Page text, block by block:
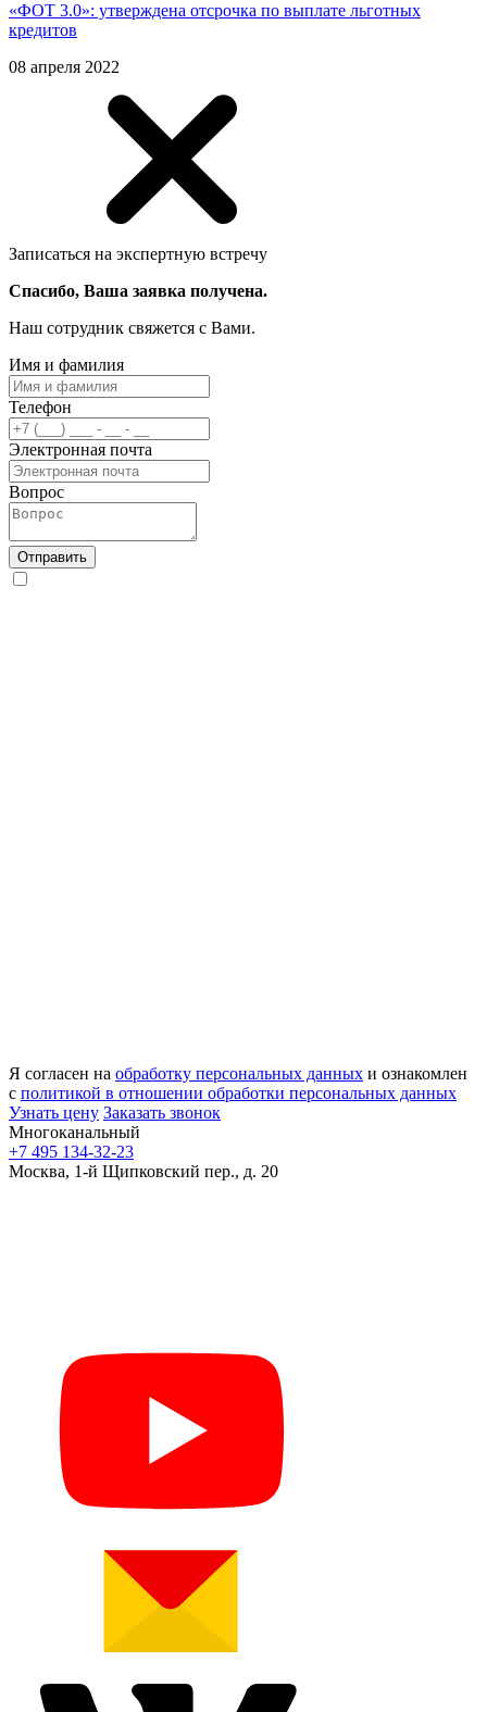
«ФОТ 3.0»: утверждена отсрочка по выплате льготных
кредитов
08 апреля 2022
Записаться на экспертную встречу
Спасибо, Ваша заявка получена.
Наш сотрудник свяжется с Вами.
Имя и фамилия
Телефон
Электронная почта
Вопрос
Отправить
Я согласен на обработку персональных данных и ознакомлен
с политикой в отношении обработки персональных данных
Узнать цену Заказать звонок
Многоканальный
+7 495 134-32-23
Москва, 1-й Щипковский пер., д. 20